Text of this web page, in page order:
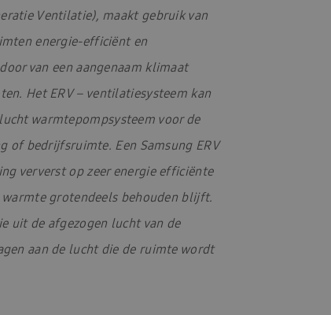
Ventilatie), maakt gebruik van
energie-efficiënt en
van een aangenaam klimaat
Het ERV – ventilatiesysteem kan
warmtepompsysteem voor de
of bedrijfsruimte. Een Samsung ERV
ververst op zeer energie efficiënte
grotendeels behouden blijft.
uit de afgezogen lucht van de
aan de lucht die de ruimte wordt